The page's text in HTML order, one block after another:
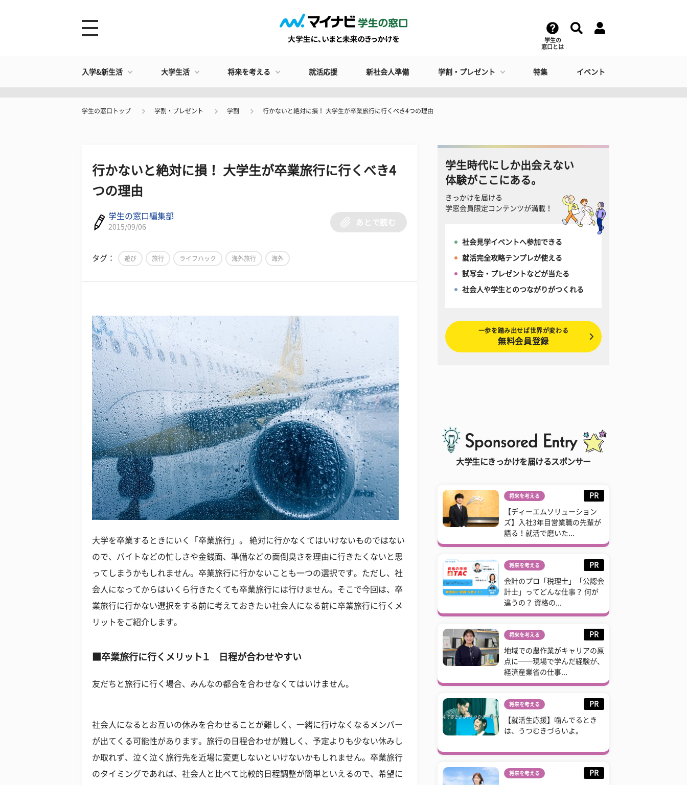
学生の
窓口とは
入学&新生活 大学生活 将来を考える 就活応援 新社会人準備 学割・プレゼント 特集 イベント
学生の窓口トップ 学割・プレゼント 学割 行かないと絶対に損！ 大学生が卒業旅行に行くべき4つの理由
行かないと絶対に損！ 大学生が卒業旅行に行くべき4
つの理由
学生の窓口編集部
2015/09/06
あとで読む
タグ： 遊び 旅行 ライフハック 海外旅行 海外
大学を卒業するときにいく「卒業旅行」。 絶対に行かなくてはいけないものではない
ので、バイトなどの忙しさや金銭面、準備などの面倒臭さを理由に行きたくないと思
ってしまうかもしれません。卒業旅行に行かないことも一つの選択です。ただし、社
会人になってからはいくら行きたくても卒業旅行には行けません。そこで今回は、卒
業旅行に行かない選択をする前に考えておきたい社会人になる前に卒業旅行に行くメ
リットをご紹介します。
■卒業旅行に行くメリット１ 日程が合わせやすい
友だちと旅行に行く場合、みんなの都合を合わせなくてはいけません。
社会人になるとお互いの休みを合わせることが難しく、一緒に行けなくなるメンバー
が出てくる可能性があります。旅行の日程合わせが難しく、予定よりも少ない休みし
か取れず、泣く泣く旅行先を近場に変更しないといけないかもしれません。卒業旅行
のタイミングであれば、社会人と比べて比較的日程調整が簡単といえるので、希望に
学生時代にしか出会えない
体験がここにある。
きっかけを届ける
学窓会員限定コンテンツが満載！
社会見学イベントへ参加できる
就活完全攻略テンプレが使える
試写会・プレゼントなどが当たる
社会人や学生とのつながりがつくれる
一歩を踏み出せば世界が変わる
無料会員登録
大学生にきっかけを届けるスポンサー
将来を考える PR
【ディーエムソリューション
ズ】入社3年目営業職の先輩が
語る！就活で磨いた...
将来を考える PR
会計のプロ「税理士」「公認会
計士」ってどんな仕事？ 何が
違うの？ 資格の...
将来を考える PR
地域での農作業がキャリアの原
点に──現場で学んだ経験が、
経済産業省の仕事...
将来を考える PR
【就活生応援】噛んでるとき
は、うつむきづらいよ。
将来を考える PR